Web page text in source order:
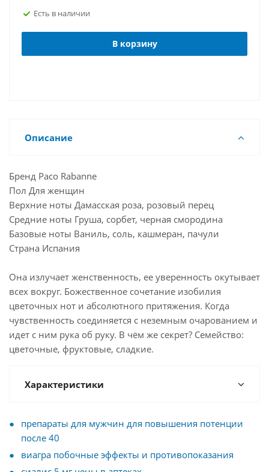
Есть в наличии
В корзину
Описание
Бренд Paco Rabanne
Пол Для женщин
Верхние ноты Дамасская роза, розовый перец
Средние ноты Груша, сорбет, черная смородина
Базовые ноты Ваниль, соль, кашмеран, пачули
Страна Испания
Она излучает женственность, ее уверенность окутывает
всех вокруг. Божественное сочетание изобилия
цветочных нот и абсолютного притяжения. Когда
чувственность соединяется с неземным очарованием и
идет с ним рука об руку. В чём же секрет? Семейство:
цветочные, фруктовые, сладкие.
Характеристики
препараты для мужчин для повышения потенции
после 40
виагра побочные эффекты и противопоказания